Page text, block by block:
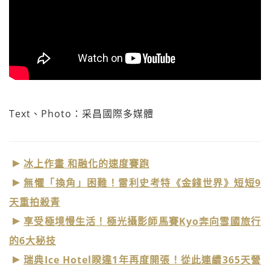
Text、Photo：采昌國際多媒體
冰上作畫 和融化的速度賽跑
無懼「換角」困難！雷利史考特《金錢世界》短短9
天重拍殺青
享受極境慢生活！極光攝影師馬賽Kyo奔向雪國旅行
的6大秘技
瑞典Ice Hotel睽違1年再度開張！從此連續365天營